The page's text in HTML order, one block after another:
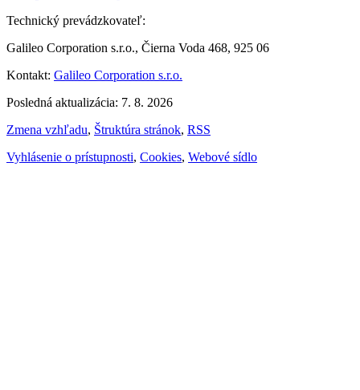
Technický prevádzkovateľ:
Galileo Corporation s.r.o., Čierna Voda 468, 925 06
Kontakt: Galileo Corporation s.r.o.
Posledná aktualizácia: 7. 8. 2026
Zmena vzhľadu, Štruktúra stránok, RSS
Vyhlásenie o prístupnosti, Cookies, Webové sídlo